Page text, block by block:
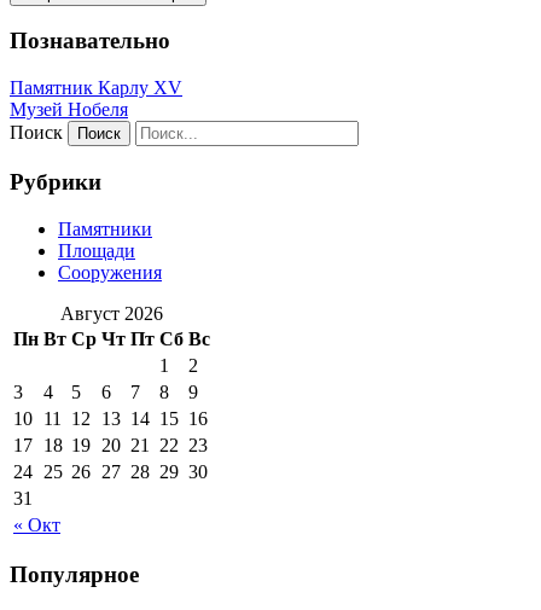
Познавательно
Памятник Карлу XV
Музей Нобеля
Поиск
Рубрики
Памятники
Площади
Сооружения
Август 2026
Пн Вт Ср Чт Пт Сб Вс
« Окт
1
2
3
4 5 6 7 8
9
10 11 12 13 14 15 16
17 18 19 20 21 22 23
24 25 26 27 28 29 30
31
Популярное